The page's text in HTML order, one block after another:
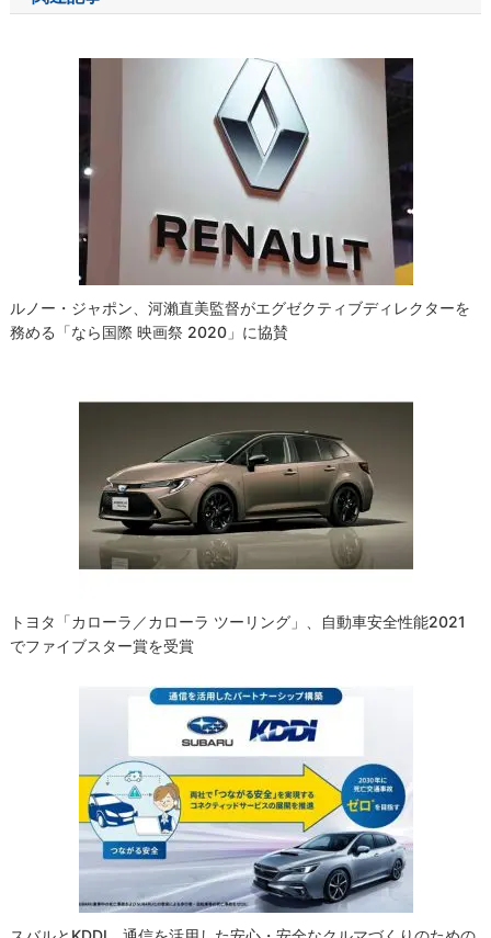
ビ
ルノー・ジャポン、河瀨直美監督がエグゼクティブディレクターを
務める「なら国際 映画祭 2020」に協賛
トヨタ「カローラ／カローラ ツーリング」、自動車安全性能2021
でファイブスター賞を受賞